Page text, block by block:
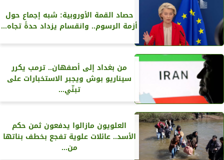
حصاد القمة الأوروبية: شبه إجماع حول
أزمة الرسوم.. وانقسام يزداد حدةً تجاه...
من بغداد إلى أصفهان.. ترمب يكرر
سيناريو بوش ويجبر الاستخبارات على
تبنّي...
العلويون مازالوا يدفعون ثمن حكم
الأسد.. عائلات علوية تفجع بخطف بناتها
من...